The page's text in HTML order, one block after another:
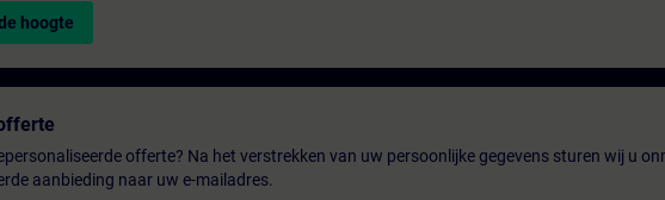
hoogte
offerte? Na het verstrekken van uw persoonlijke gegevens sturen wij u
aanbieding naar uw e-mailadres.